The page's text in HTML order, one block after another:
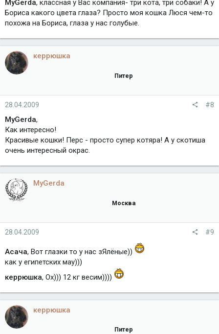
MyGerda, классная у Вас компания- три кота, три собаки! А у
Бориса какого цвета глаза? Просто моя кошка Люся чем-то
похожа на Бориса, глаза у нас голубые.
керрюшка
Питер
28.04.2009 #8
MyGerda,
Как интересно!
Красивые кошки! Перс - просто супер котяра! А у скотиша
очень интересный окрас.
MyGerda
Москва
28.04.2009 #9
Асача, Вот глазки то у нас зЯлёные))
как у египетских мау)))
керрюшка, Ох))) 12 кг весим))))
керрюшка
Питер